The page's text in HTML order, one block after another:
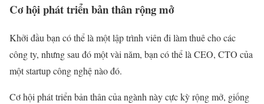
Cơ hội phát triển bản thân rộng mở
Khởi đầu bạn có thể là một lập trình viên đi làm thuê cho các
công ty, nhưng sau đó một vài năm, bạn có thể là CEO, CTO của
một startup công nghệ nào đó.
Cơ hội phát triển bản thân của ngành này cực kỳ rộng mở, giống